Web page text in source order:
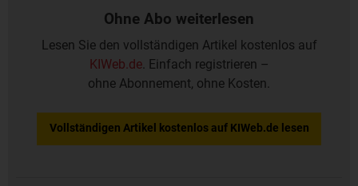
Ohne Abo weiterlesen
Lesen Sie den vollständigen Artikel kostenlos auf
KIWeb.de. Einfach registrieren –
ohne Abonnement, ohne Kosten.
Vollständigen Artikel kostenlos auf KIWeb.de lesen